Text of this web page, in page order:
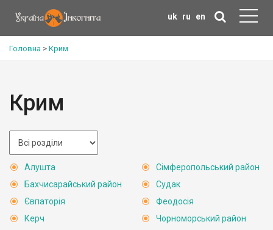
uk ru en
Головна > Крим
Крим
Алушта
Бахчисарайський район
Євпаторія
Керч
Сімферопольський район
Судак
Феодосія
Чорноморський район